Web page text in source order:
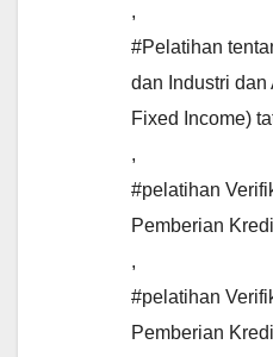
,
#Pelatihan
dan Industri
Fixed Income)
,
#pelatihan
Pemberian
,
#pelatihan
Pemberian